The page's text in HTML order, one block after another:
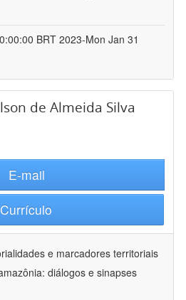
BRT 2023-Mon Jan 31
de Almeida Silva
E-mail
Currículo
e marcadores territoriais
diálogos e sinapses